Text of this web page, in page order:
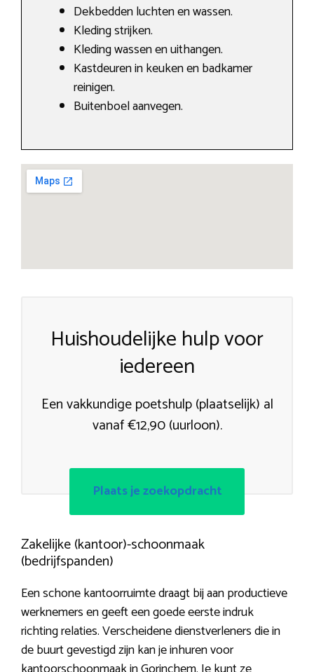
Dekbedden luchten en wassen.
Kleding strijken.
Kleding wassen en uithangen.
Kastdeuren in keuken en badkamer
reinigen.
Buitenboel aanvegen.
Huishoudelijke hulp voor
iedereen
Een vakkundige poetshulp (plaatselijk) al
vanaf €12,90 (uurloon).
Plaats je zoekopdracht
Zakelijke (kantoor)-schoonmaak
(bedrijfspanden)
Een schone kantoorruimte draagt bij aan productieve
werknemers en geeft een goede eerste indruk
richting relaties. Verscheidene dienstverleners die in
de buurt gevestigd zijn kan je inhuren voor